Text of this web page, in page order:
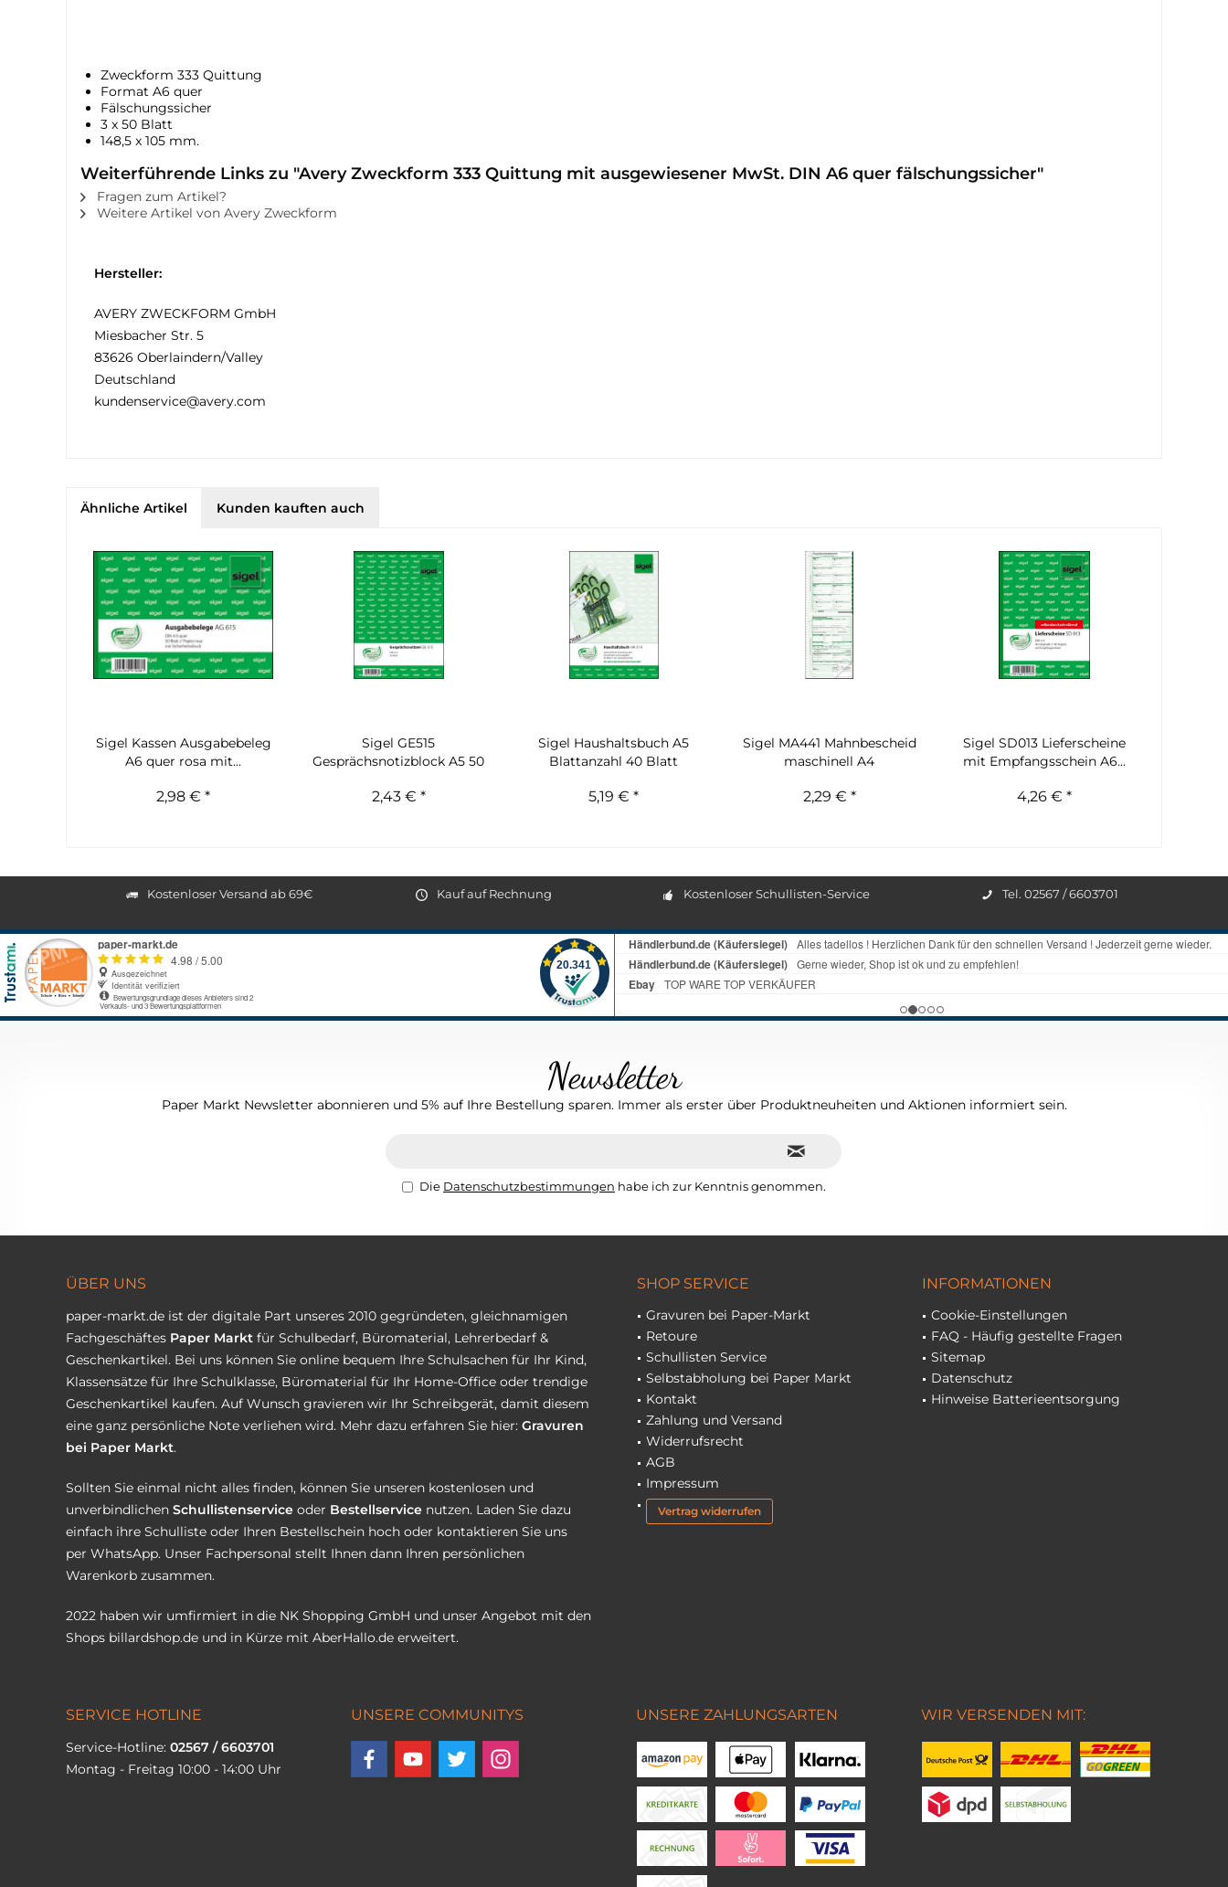
Zweckform 333 Quittung
Format A6 quer
Fälschungssicher
3 x 50 Blatt
148,5 x 105 mm.
Weiterführende Links zu "Avery Zweckform 333 Quittung mit ausgewiesener MwSt. DIN A6 quer fälschungssicher"
Fragen zum Artikel?
Weitere Artikel von Avery Zweckform
Hersteller:
AVERY ZWECKFORM GmbH
Miesbacher Str. 5
83626 Oberlaindern/Valley
Deutschland
kundenservice@avery.com
Ähnliche Artikel Kunden kauften auch
Sigel Kassen Ausgabebeleg
A6 quer rosa mit...
2,98 € *
Sigel GE515
Gesprächsnotizblock A5 50
2,43 € *
Sigel Haushaltsbuch A5
Blattanzahl 40 Blatt
5,19 € *
Sigel MA441 Mahnbescheid
maschinell A4
2,29 € *
Sigel SD013 Lieferscheine
mit Empfangsschein A6...
4,26 € *
Kostenloser Versand ab 69€ Kauf auf Rechnung Kostenloser Schullisten-Service Tel. 02567 / 6603701
Newsletter
Paper Markt Newsletter abonnieren und 5% auf Ihre Bestellung sparen. Immer als erster über Produktneuheiten und Aktionen informiert sein.
Die Datenschutzbestimmungen habe ich zur Kenntnis genommen.
ÜBER UNS
paper-markt.de ist der digitale Part unseres 2010 gegründeten, gleichnamigen
Fachgeschäftes Paper Markt für Schulbedarf, Büromaterial, Lehrerbedarf &
Geschenkartikel. Bei uns können Sie online bequem Ihre Schulsachen für Ihr Kind,
Klassensätze für Ihre Schulklasse, Büromaterial für Ihr Home-Office oder trendige
Geschenkartikel kaufen. Auf Wunsch gravieren wir Ihr Schreibgerät, damit diesem
eine ganz persönliche Note verliehen wird. Mehr dazu erfahren Sie hier: Gravuren
bei Paper Markt.
Sollten Sie einmal nicht alles finden, können Sie unseren kostenlosen und
unverbindlichen Schullistenservice oder Bestellservice nutzen. Laden Sie dazu
einfach ihre Schulliste oder Ihren Bestellschein hoch oder kontaktieren Sie uns
per WhatsApp. Unser Fachpersonal stellt Ihnen dann Ihren persönlichen
Warenkorb zusammen.
2022 haben wir umfirmiert in die NK Shopping GmbH und unser Angebot mit den
Shops billardshop.de und in Kürze mit AberHallo.de erweitert.
SHOP SERVICE
Gravuren bei Paper-Markt
Retoure
Schullisten Service
Selbstabholung bei Paper Markt
Kontakt
Zahlung und Versand
Widerrufsrecht
AGB
Impressum
Vertrag widerrufen
INFORMATIONEN
Cookie-Einstellungen
FAQ - Häufig gestellte Fragen
Sitemap
Datenschutz
Hinweise Batterieentsorgung
SERVICE HOTLINE
Service-Hotline: 02567 / 6603701
Montag - Freitag 10:00 - 14:00 Uhr
UNSERE COMMUNITYS UNSERE ZAHLUNGSARTEN WIR VERSENDEN MIT: